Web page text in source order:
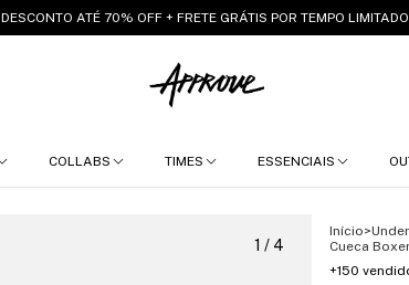
DESCONTO ATÉ 70% OFF + FRETE GRÁTIS POR TEMPO
COLLABS TIMES ESSENCIAIS
1 / 4
Início>
Cueca
+150